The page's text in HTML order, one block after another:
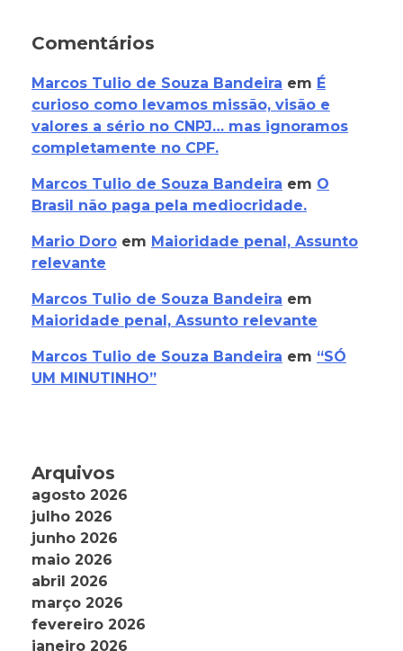
Comentários
Marcos Tulio de Souza Bandeira em É
curioso como levamos missão, visão e
valores a sério no CNPJ… mas ignoramos
completamente no CPF.
Marcos Tulio de Souza Bandeira em O
Brasil não paga pela mediocridade.
Mario Doro em Maioridade penal, Assunto
relevante
Marcos Tulio de Souza Bandeira em
Maioridade penal, Assunto relevante
Marcos Tulio de Souza Bandeira em “SÓ
UM MINUTINHO”
Arquivos
agosto 2026
julho 2026
junho 2026
maio 2026
abril 2026
março 2026
fevereiro 2026
janeiro 2026